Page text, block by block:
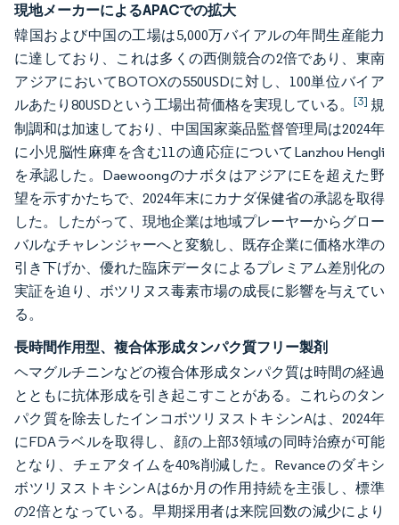
現地メーカーによるAPACでの拡大
韓国および中国の工場は5,000万バイアルの年間生産能力
に達しており、これは多くの西側競合の2倍であり、東南
アジアにおいてBOTOXの550USDに対し、100単位バイア
ルあたり80USDという工場出荷価格を実現している。 [3] 規
制調和は加速しており、中国国家薬品監督管理局は2024年
に小児脳性麻痺を含む11の適応症についてLanzhou Hengli
を承認した。DaewoongのナボタはアジアにEを超えた野
望を示すかたちで、2024年末にカナダ保健省の承認を取得
した。したがって、現地企業は地域プレーヤーからグロー
バルなチャレンジャーへと変貌し、既存企業に価格水準の
引き下げか、優れた臨床データによるプレミアム差別化の
実証を迫り、ボツリヌス毒素市場の成長に影響を与えてい
る。
長時間作用型、複合体形成タンパク質フリー製剤
ヘマグルチニンなどの複合体形成タンパク質は時間の経過
とともに抗体形成を引き起こすことがある。これらのタン
パク質を除去したインコボツリヌストキシンAは、2024年
にFDAラベルを取得し、顔の上部3領域の同時治療が可能
となり、チェアタイムを40%削減した。Revanceのダキシ
ボツリヌストキシンAは6か月の作用持続を主張し、標準
の2倍となっている。早期採用者は来院回数の減少により